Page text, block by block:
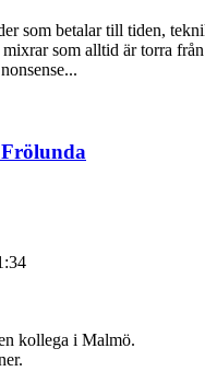
som betalar till tiden,
som alltid är torra
kollega i Malmö.